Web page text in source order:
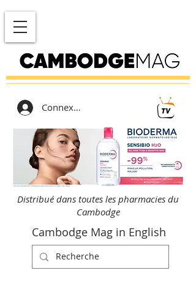
Connexion
Distribué dans toutes les pharmacies du
Cambodge
Cambodge Mag in English